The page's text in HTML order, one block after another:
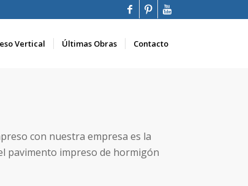
Vertical Últimas Obras Contacto
con nuestra empresa es la
pavimento impreso de hormigón